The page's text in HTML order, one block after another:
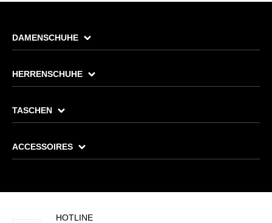
DAMENSCHUHE
HERRENSCHUHE
TASCHEN
ACCESSOIRES
HOTLINE